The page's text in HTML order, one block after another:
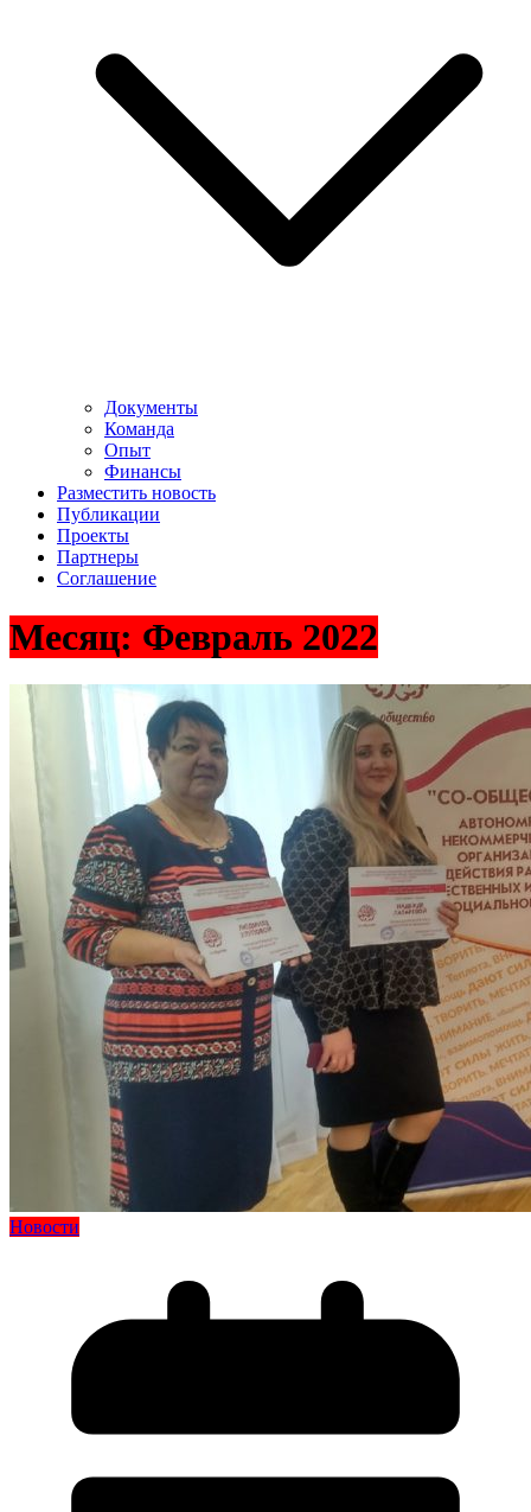
Документы
Команда
Опыт
Финансы
Разместить новость
Публикации
Проекты
Партнеры
Соглашение
Месяц: Февраль 2022
Новости